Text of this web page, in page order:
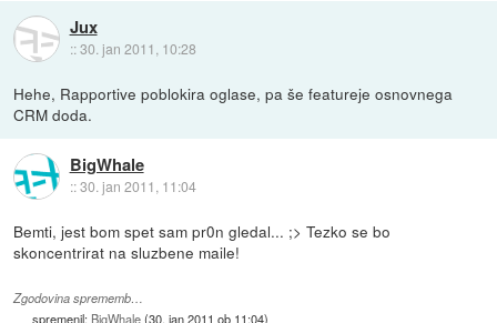
Jux
::30. jan 2011, 10:28
Hehe, Rapportive poblokira oglase, pa še featureje osnovnega
CRM doda.
BigWhale
::30. jan 2011, 11:04
Bemti, jest bom spet sam pr0n gledal... ;> Tezko se bo
skoncentrirat na sluzbene maile!
Zgodovina sprememb…
spremenil: BigWhale(30. jan 2011 ob 11:04)